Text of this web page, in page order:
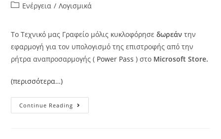
Ενέργεια / Λογισμικά
Το Τεχνικό μας Γραφείο μόλις κυκλοφόρησεδωρεάν την
εφαρμογή για τον υπολογισμό της επιστροφής από την
ρήτρα αναπροσαρμογής ( Power Pass ) στο Microsoft Store.
(περισσότερα…)
Continue Reading